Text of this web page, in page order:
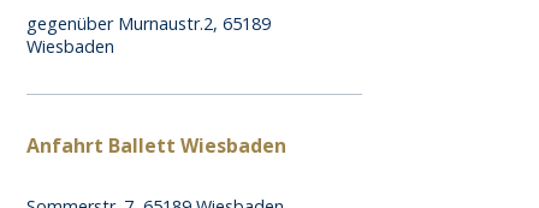
gegenüber Murnaustr.2, 65189
Wiesbaden
Anfahrt Ballett Wiesbaden